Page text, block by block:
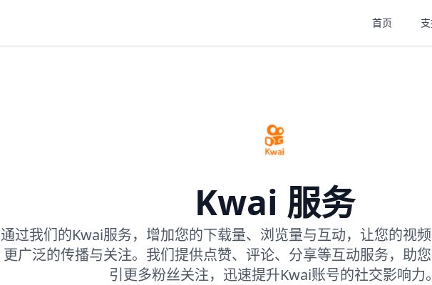
首页
Kwai 服务
通过我们的Kwai服务，增加您的下载量、浏览量与互动，让您的视
更广泛的传播与关注。我们提供点赞、评论、分享等互动服务，助
引更多粉丝关注，迅速提升Kwai账号的社交影响力。